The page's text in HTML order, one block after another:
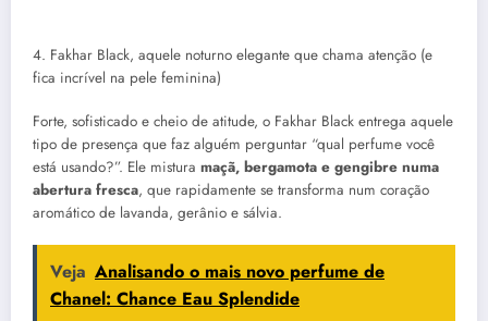
4. Fakhar Black, aquele noturno elegante que chama atenção (e
fica incrível na pele feminina)
Forte, sofisticado e cheio de atitude, o Fakhar Black entrega aquele
tipo de presença que faz alguém perguntar “qual perfume você
está usando?”. Ele mistura maçã, bergamota e gengibre numa
abertura fresca, que rapidamente se transforma num coração
aromático de lavanda, gerânio e sálvia.
Veja Analisando o mais novo perfume de
Chanel: Chance Eau Splendide